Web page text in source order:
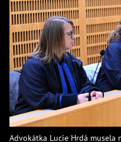
Advokátka Lucie Hrdá